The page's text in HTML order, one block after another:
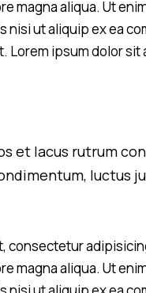
magna aliqua. Ut
nisi ut aliquip ex ea
Lorem ipsum dolor
et lacus rutrum
luctus
consectetur
magna aliqua. Ut